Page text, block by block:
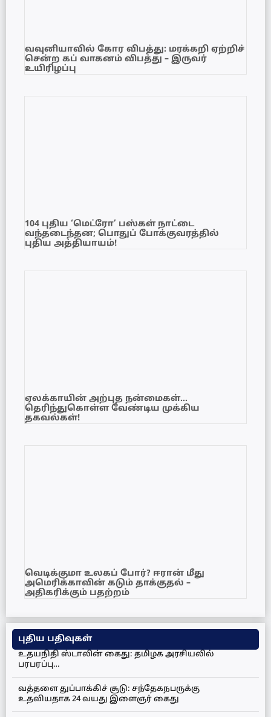
வவுனியாவில் கோர விபத்து: மரக்கறி ஏற்றிச்
சென்ற கப் வாகனம் விபத்து – இருவர்
உயிரிழப்பு
104 புதிய ‘மெட்ரோ’ பஸ்கள் நாட்டை
வந்தடைந்தன; பொதுப் போக்குவரத்தில்
புதிய அத்தியாயம்!
ஏலக்காயின் அற்புத நன்மைகள்…
தெரிந்துகொள்ள வேண்டிய முக்கிய
தகவல்கள்!
வெடிக்குமா உலகப் போர்? ஈரான் மீது
அமெரிக்காவின் கடும் தாக்குதல் –
அதிகரிக்கும் பதற்றம்
புதிய பதிவுகள்
உதயநிதி ஸ்டாலின் கைது: தமிழக அரசியலில்
பரபரப்பு…
வத்தளை துப்பாக்கிச் சூடு: சந்தேகநபருக்கு
உதவியதாக 24 வயது இளைஞர் கைது